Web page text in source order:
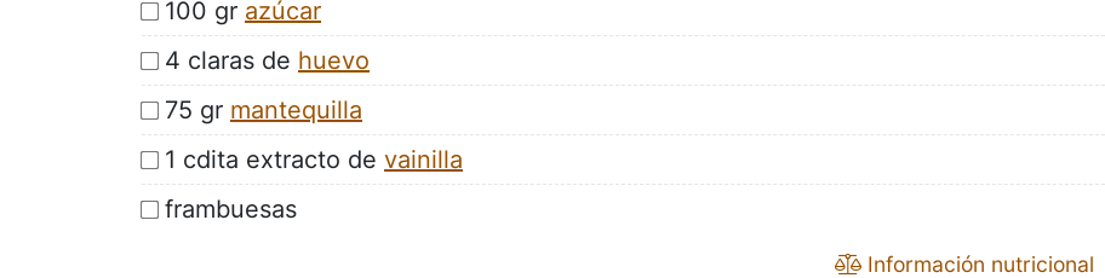
100 gr azúcar
4 claras de huevo
75 gr mantequilla
1 cdita extracto de vainilla
frambuesas
Información nutricional